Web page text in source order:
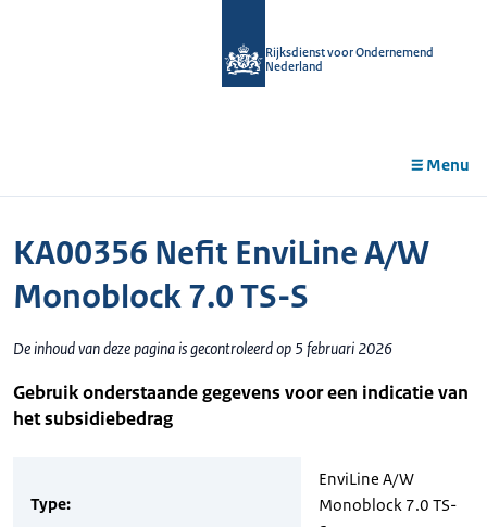
Rijksdienst voor Ondernemend
Nederland
Menu
KA00356 Nefit EnviLine A/W
Monoblock 7.0 TS-S
De inhoud van deze pagina is gecontroleerd op 5 februari 2026
Gebruik onderstaande gegevens voor een indicatie van
het subsidiebedrag
Type:
EnviLine A/W
Monoblock 7.0 TS-